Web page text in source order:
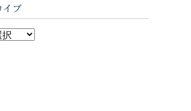
イブ